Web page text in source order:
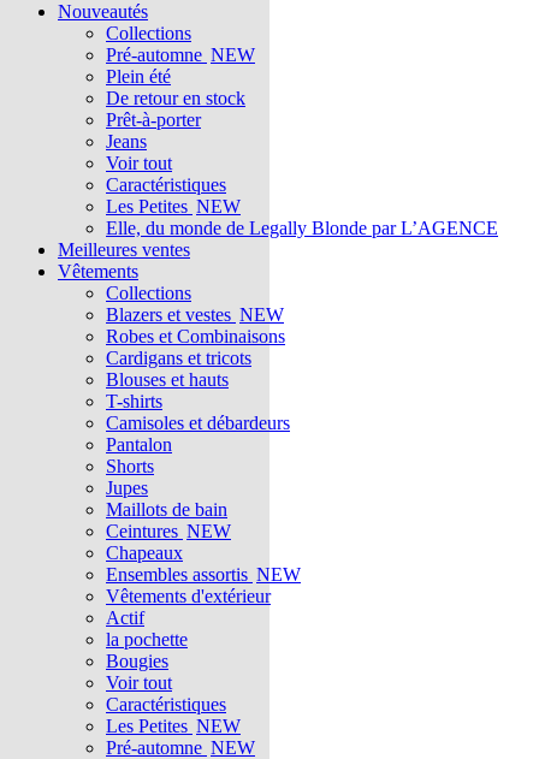
Nouveautés
Collections
Pré-automne NEW
Plein été
De retour en stock
Prêt-à-porter
Jeans
Voir tout
Caractéristiques
Les Petites NEW
Elle, du monde de Legally Blonde par L’AGENCE
Meilleures ventes
Vêtements
Collections
Blazers et vestes NEW
Robes et Combinaisons
Cardigans et tricots
Blouses et hauts
T-shirts
Camisoles et débardeurs
Pantalon
Shorts
Jupes
Maillots de bain
Ceintures NEW
Chapeaux
Ensembles assortis NEW
Vêtements d'extérieur
Actif
la pochette
Bougies
Voir tout
Caractéristiques
Les Petites NEW
Pré-automne NEW